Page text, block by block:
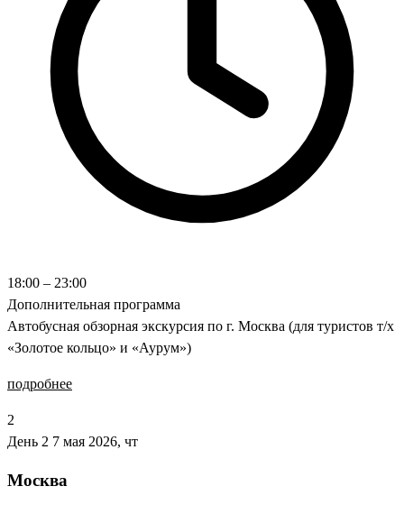
18:00 – 23:00
Дополнительная программа
Автобусная обзорная экскурсия по г. Москва (для туристов т/х
«Золотое кольцо» и «Аурум»)
подробнее
2
День 2 7 мая 2026, чт
Москва